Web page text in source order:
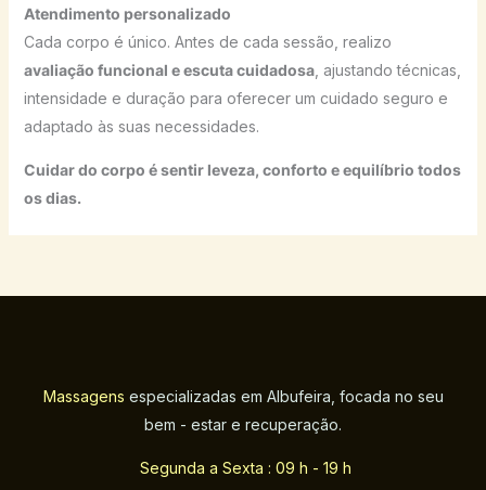
Atendimento personalizado
Cada corpo é único. Antes de cada sessão, realizo
avaliação funcional e escuta cuidadosa, ajustando técnicas,
intensidade e duração para oferecer um cuidado seguro e
adaptado às suas necessidades.
Cuidar do corpo é sentir leveza, conforto e equilíbrio todos
os dias.
Massagens especializadas em Albufeira, focada no seu
bem - estar e recuperação.
Segunda a Sexta : 09 h - 19 h